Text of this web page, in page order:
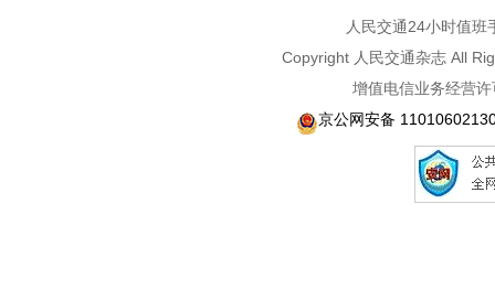
人民交通24小时值
Copyright 人民交通杂志 All
增值电信业务经营
京公网安备